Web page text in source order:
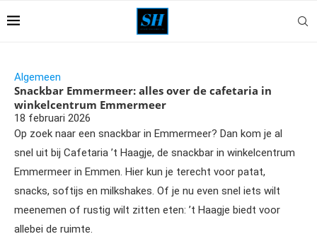
Algemeen
Snackbar Emmermeer: alles over de cafetaria in
winkelcentrum Emmermeer
18 februari 2026
Op zoek naar een snackbar in Emmermeer? Dan kom je al
snel uit bij Cafetaria ’t Haagje, de snackbar in winkelcentrum
Emmermeer in Emmen. Hier kun je terecht voor patat,
snacks, softijs en milkshakes. Of je nu even snel iets wilt
meenemen of rustig wilt zitten eten: ’t Haagje biedt voor
allebei de ruimte.